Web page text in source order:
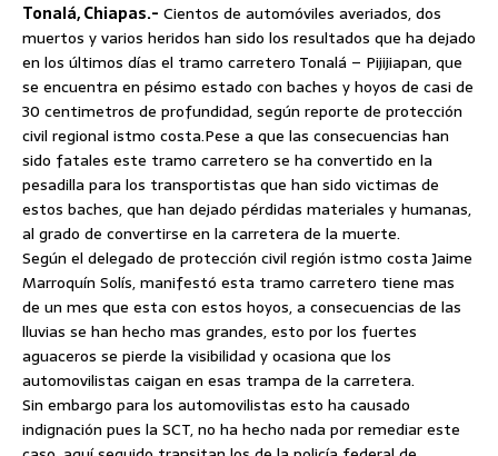
Tonalá, Chiapas.- Cientos de automóviles averiados, dos
muertos y varios heridos han sido los resultados que ha dejado
en los últimos días el tramo carretero Tonalá – Pijijiapan, que
se encuentra en pésimo estado con baches y hoyos de casi de
30 centimetros de profundidad, según reporte de protección
civil regional istmo costa.Pese a que las consecuencias han
sido fatales este tramo carretero se ha convertido en la
pesadilla para los transportistas que han sido victimas de
estos baches, que han dejado pérdidas materiales y humanas,
al grado de convertirse en la carretera de la muerte.
Según el delegado de protección civil región istmo costa Jaime
Marroquín Solís, manifestó esta tramo carretero tiene mas
de un mes que esta con estos hoyos, a consecuencias de las
lluvias se han hecho mas grandes, esto por los fuertes
aguaceros se pierde la visibilidad y ocasiona que los
automovilistas caigan en esas trampa de la carretera.
Sin embargo para los automovilistas esto ha causado
indignación pues la SCT, no ha hecho nada por remediar este